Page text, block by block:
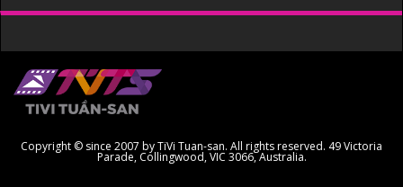
Copyright © since 2007 by TiVi Tuan-san. All rights reserved. 49 Victoria
Parade, Collingwood, VIC 3066, Australia.